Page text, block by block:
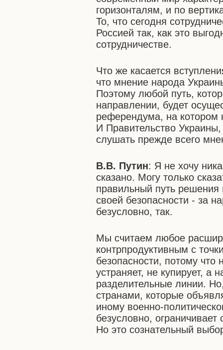
горизонталям, и по
То, что сегодня
Россией так, как это
сотрудничестве.
Что же касается
что мнение народа
Поэтому любой путь,
направлении, будет
референдума, на котором
И Правительство
слушать прежде всего
В.В. Путин: Я не хочу
сказано. Могу только
правильный путь
своей безопасности - за
безусловно, так.
Мы считаем любое
контрпродуктивным с
безопасности, потому что
устраняет, не купирует, а
разделительные линии.
странами, которые
иному военно-
безусловно, ограничивает
Но это сознательный